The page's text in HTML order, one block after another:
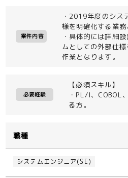
案件内容
・2019年度のシス
様を明確化する業務
・具体的には詳細
ムとしての外部仕
作業となります。
必要経験
【必須スキル】
・PL/I、COBOL
る方。
職種
システムエンジニア(SE)